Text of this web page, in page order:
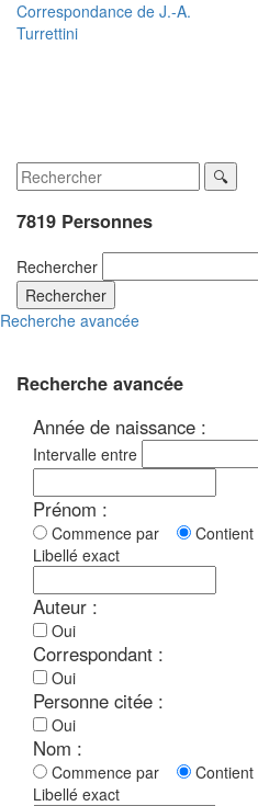
Correspondance de J.-A.
Turrettini
7819 Personnes
Rechercher
Rechercher
Recherche avancée
Recherche avancée
Année de naissance :
Intervalle entre
Prénom :
Commence par Contient
Libellé exact
Auteur :
Oui
Correspondant :
Oui
Personne citée :
Oui
Nom :
Commence par Contient
Libellé exact